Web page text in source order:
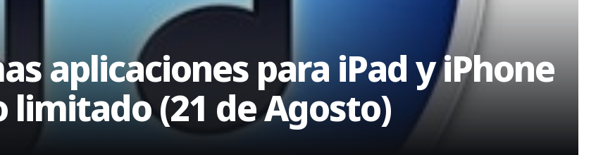
aplicaciones para iPad y iPhone
(21 de Agosto)